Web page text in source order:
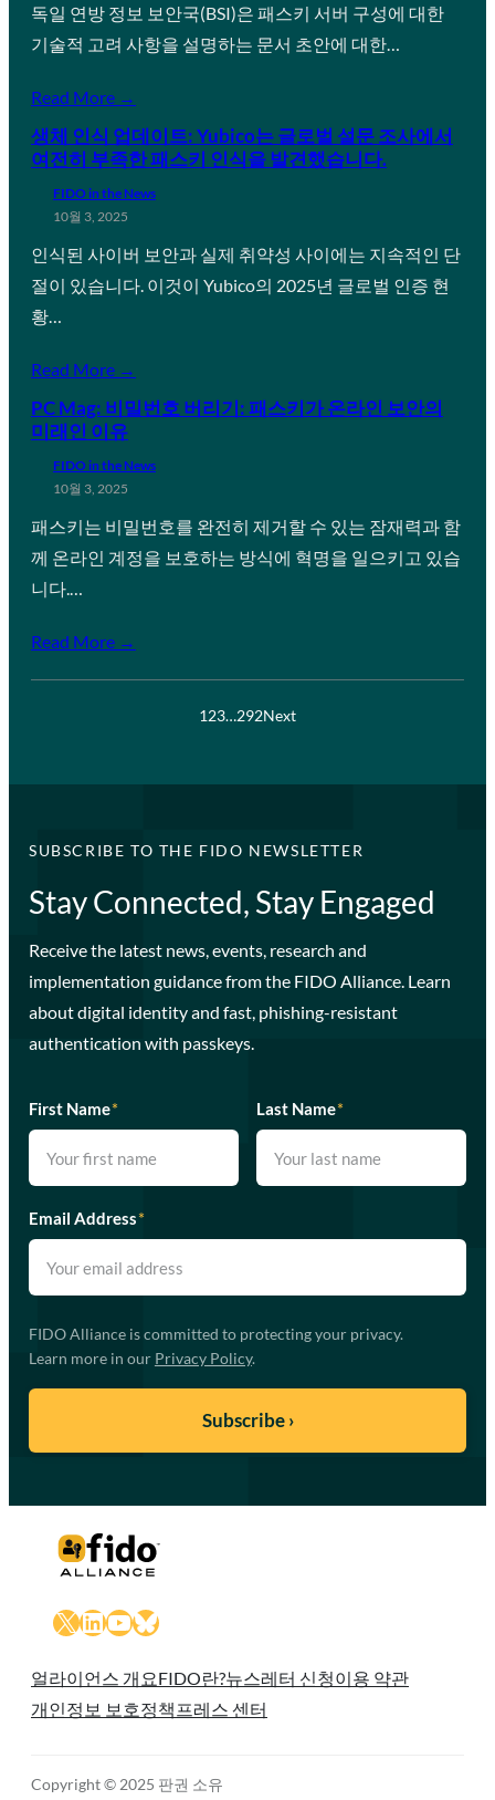
독일 연방 정보 보안국(BSI)은 패스키 서버 구성에 대한
기술적 고려 사항을 설명하는 문서 초안에 대한…
Read More →
생체 인식 업데이트: Yubico는 글로벌 설문 조사에서
여전히 부족한 패스키 인식을 발견했습니다.
FIDO in the News
10월 3, 2025
인식된 사이버 보안과 실제 취약성 사이에는 지속적인 단
절이 있습니다. 이것이 Yubico의 2025년 글로벌 인증 현
황…
Read More →
PC Mag: 비밀번호 버리기: 패스키가 온라인 보안의
미래인 이유
FIDO in the News
10월 3, 2025
패스키는 비밀번호를 완전히 제거할 수 있는 잠재력과 함
께 온라인 계정을 보호하는 방식에 혁명을 일으키고 있습
니다.…
Read More →
123…292Next
SUBSCRIBE TO THE FIDO NEWSLETTER
Stay Connected, Stay Engaged
Receive the latest news, events, research and
implementation guidance from the FIDO Alliance. Learn
about digital identity and fast, phishing-resistant
authentication with passkeys.
First Name* Last Name*
Email Address*
FIDO Alliance is committed to protecting your privacy.
Learn more in our Privacy Policy.
X LinkedIn
YouTube
Bluesky
얼라이언스 개요FIDO란?뉴스레터 신청이용 약관
개인정보 보호정책 프레스 센터
Copyright © 2025 판권 소유